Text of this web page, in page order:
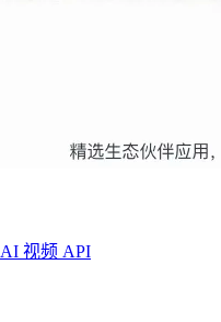
AI 视频 API